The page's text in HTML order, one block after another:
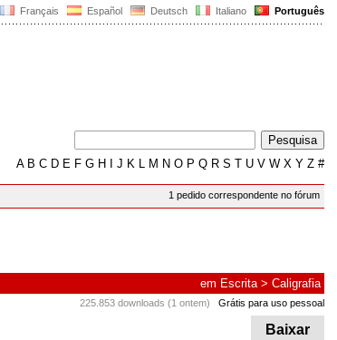
Français Español Deutsch Italiano Português
AB C D E F G H J K L M N O P Q R S T U V W X Y Z #
1 pedido correspondente no fórum
em Escrita> Caligrafia
225.853 downloads (1 ontem) Grátis para uso pessoal
Baixar